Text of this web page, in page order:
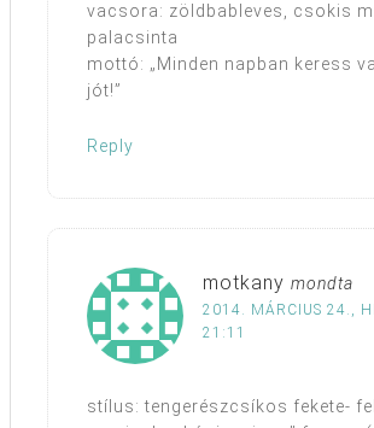
vacsora: zöldbableves, csokis
palacsinta
mottó: „Minden napban keress
jót!”
Reply
motkany mondta
2014. MÁRCIUS 24.,
21:11
stílus: tengerészcsíkos fekete-